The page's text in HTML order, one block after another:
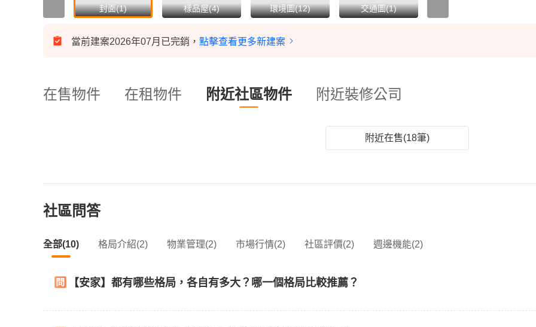
封面(1) 樣品屋(4) 環境圖(12) 交通圖(1)
當前建案2026年07月已完銷， 點擊查看更多新建案
在售物件 在租物件 附近社區物件 附近裝修公司
附近在售(18筆)
社區問答
全部(10) 格局介紹(2) 物業管理(2) 市場行情(2) 社區評價(2) 週邊機能(2)
【安家】都有哪些格局，各自有多大？哪一個格局比較推薦？